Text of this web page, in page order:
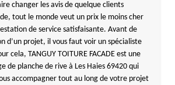
changer les avis de quelque clients
tout le monde veut un prix le moins cher
de service satisfaisante. Avant de
d’un projet, il vous faut voir un spécialiste
cela, TANGUY TOITURE FACADE est une
de planche de rive à Les Haies 69420 qui
accompagner tout au long de votre projet